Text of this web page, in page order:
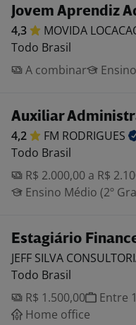
Jovem Aprendiz
4,3 MOVIDA
Todo Brasil
A combinar
Auxiliar
4,2 FM RODRIGUES
Todo Brasil
R$ 2.000,00 a R$
Ensino Médio (2º
Estagiário
JEFF SILVA
Todo Brasil
R$ 1.500,00
Entre
Home office